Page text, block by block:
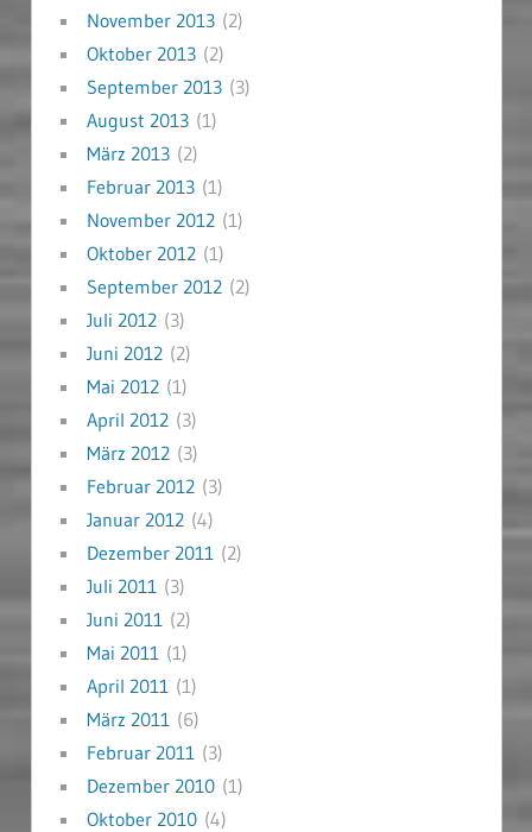
November 2013(2)
Oktober 2013(2)
September 2013(3)
August 2013(1)
März 2013(2)
Februar 2013(1)
November 2012(1)
Oktober 2012(1)
September 2012(2)
Juli 2012(3)
Juni 2012(2)
Mai 2012(1)
April 2012(3)
März 2012(3)
Februar 2012(3)
Januar 2012(4)
Dezember 2011 (2)
Juli 2011 (3)
Juni 2011 (2)
Mai 2011 (1)
April 2011 (1)
März 2011 (6)
Februar 2011 (3)
Dezember 2010(1)
Oktober 2010(4)